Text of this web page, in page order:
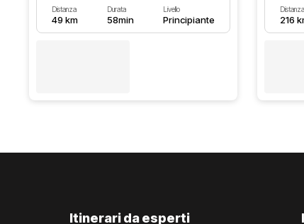
Distanza
49 km
Durata
58min
Livello
Principiante
Distanza
216
Itinerari da esperti